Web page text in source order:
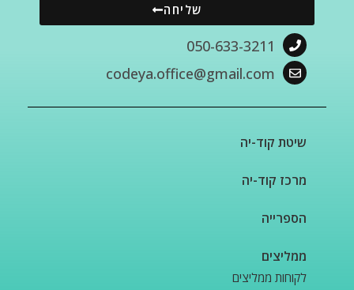
שליחה
050-633-3211
codeya.office@gmail.com
שיטת קוד-יה
מרכז קוד-יה
הספרייה
ממליצים
לקוחות ממליצים